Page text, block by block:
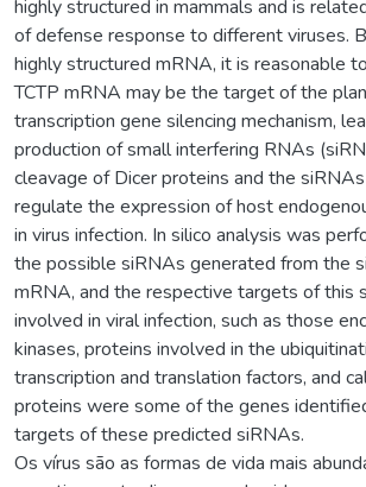
highly structured in mammals and is
of defense response to different viruses.
highly structured mRNA, it is reasonable
TCTP mRNA may be the target of the
transcription gene silencing mechanism,
production of small interfering RNAs
cleavage of Dicer proteins and the
regulate the expression of host
in virus infection. In silico analysis was
the possible siRNAs generated from the
mRNA, and the respective targets of this
involved in viral infection, such as those
kinases, proteins involved in the
transcription and translation factors, and
proteins were some of the genes
targets of these predicted siRNAs.
Os vírus são as formas de vida mais